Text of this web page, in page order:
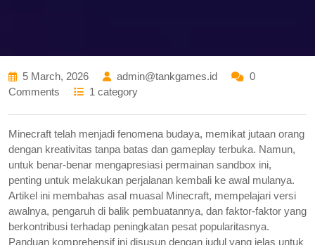
5 March, 2026 admin@tankgames.id
0
Comments
1 category
Minecraft telah menjadi fenomena budaya, memikat jutaan orang
dengan kreativitas tanpa batas dan gameplay terbuka. Namun,
untuk benar-benar mengapresiasi permainan sandbox ini,
penting untuk melakukan perjalanan kembali ke awal mulanya.
Artikel ini membahas asal muasal Minecraft, mempelajari versi
awalnya, pengaruh di balik pembuatannya, dan faktor-faktor yang
berkontribusi terhadap peningkatan pesat popularitasnya.
Panduan komprehensif ini disusun dengan judul yang jelas untuk